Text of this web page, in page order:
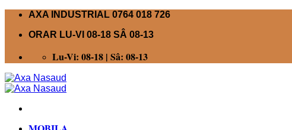
Skip
content
AXA INDUSTRIAL 0764 018 726
ORAR LU-VI 08-18 SÂ 08-13
Lu-Vi: 08-18 | Sâ: 08-13